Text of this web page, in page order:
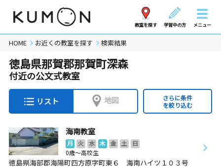
教室を探す 学習中の方 メニュー
HOME お近くの教室を探す 検索結果
徳島県那賀郡那賀町深森
付近の公文式教室
リスト 地図
さらに条件
を絞り込む
海南教室
月 火 水 木 金 土
日
0歳～高校生
徳島県海部郡海陽町四方原字町東６ 海南ハイツ１０３号